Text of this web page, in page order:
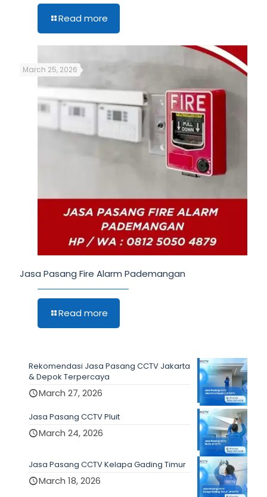
Read more
March 25, 2026
Jasa Pasang Fire Alarm Pademangan
Read more
Rekomendasi Jasa Pasang CCTV Jakarta
& Depok Terpercaya
March 27, 2026
Jasa Pasang CCTV Pluit
March 24, 2026
Jasa Pasang CCTV Kelapa Gading Timur
March 18, 2026